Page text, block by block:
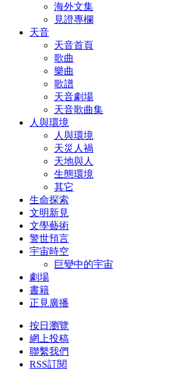
海外文集
見證專欄
天音
天音首頁
歌曲
樂曲
歌譜
天音劇場
天音歌曲集
人與環境
人與環境
天災人禍
天地與人
生態環境
其它
生命探索
文明新見
文學藝術
警世預言
宇宙時空
巨變中的宇宙
劇場
書籍
正見廣播
按日瀏覽
網上投稿
聯繫我們
RSS訂閱